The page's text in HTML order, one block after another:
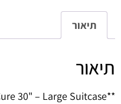
תיאור
תיאור
**Samsonite S'Cure 30" – Large Suitcase**